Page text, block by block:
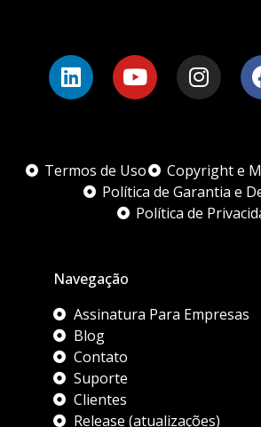
Termos de Uso
Copyright e
Política de Garantia e
Política de
Navegação
Assinatura Para Empresas
Blog
Contato
Suporte
Clientes
Release (atualizações)